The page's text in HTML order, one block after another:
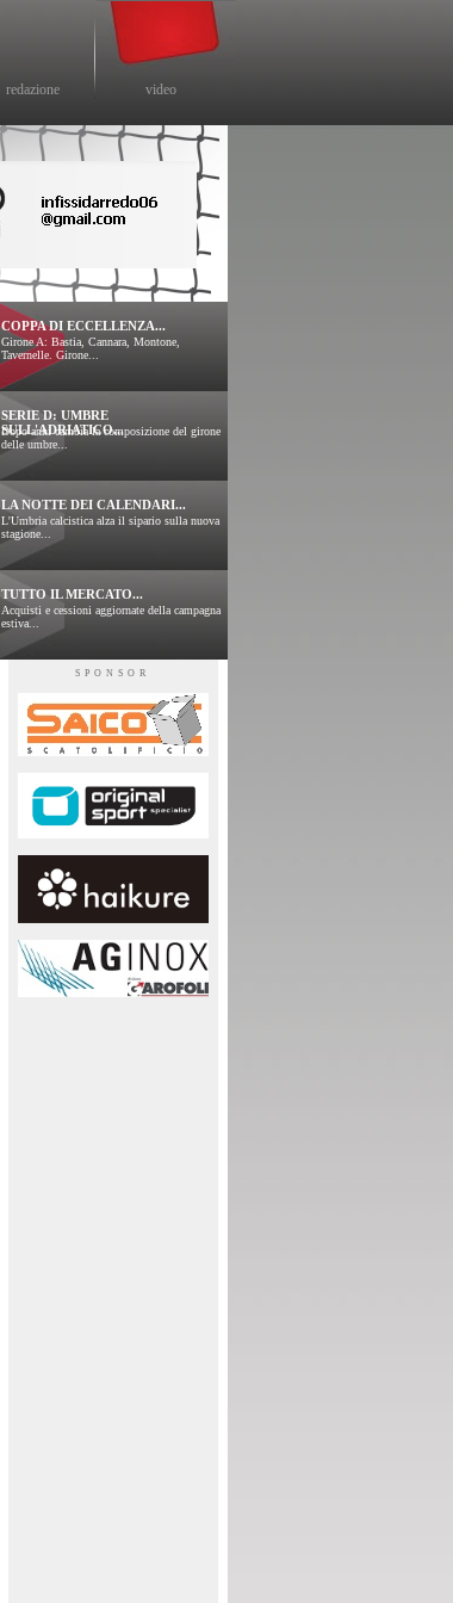
redazione video
COPPA DI ECCELLENZA...
Girone A: Bastia, Cannara, Montone,
Tavernelle. Girone...
SERIE D: UMBRE
SULL'ADRIATICO...
Dopo anni cambia la composizione del girone
delle umbre...
LA NOTTE DEI CALENDARI...
L'Umbria calcistica alza il sipario sulla nuova
stagione...
TUTTO IL MERCATO...
Acquisti e cessioni aggiornate della campagna
estiva...
SPONSOR